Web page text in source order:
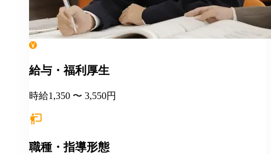
給与・福利厚生
時給1,350 〜 3,550円
職種・指導形態